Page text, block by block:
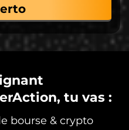
tu vas :
bourse & crypto